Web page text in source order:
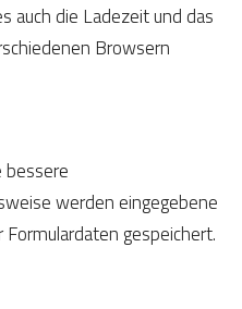
auch die Ladezeit und das
Browsern
bessere
werden eingegebene
gespeichert.